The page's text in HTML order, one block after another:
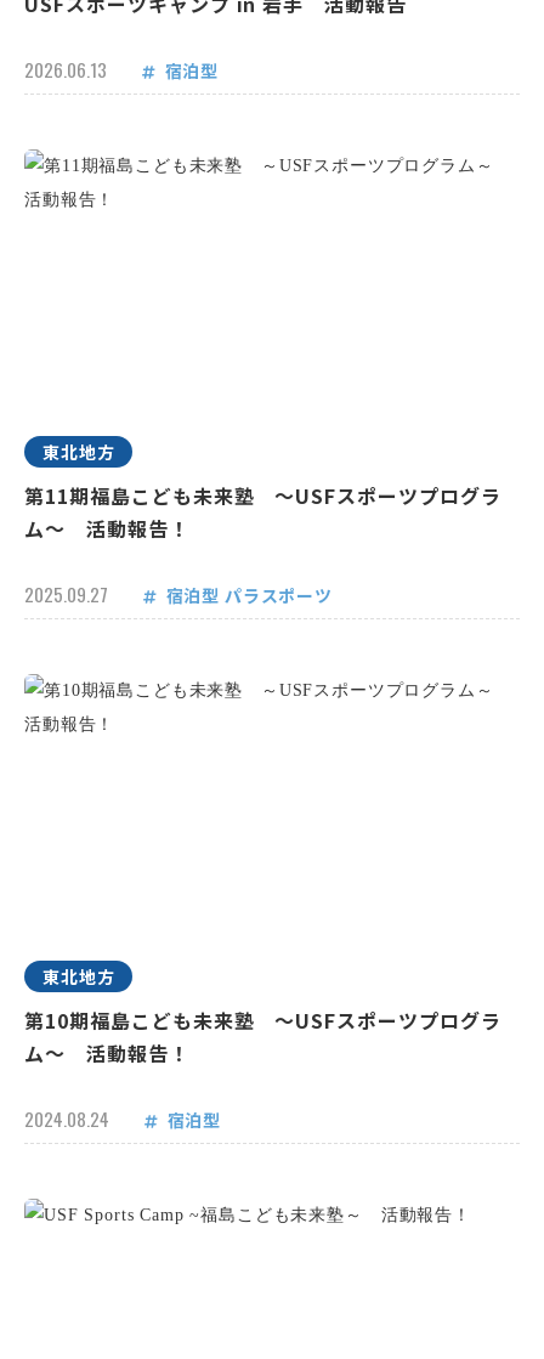
2026.06.13 宿泊型
東北地方
第11期福島こども未来塾 ～USFスポーツプログラ
ム～ 活動報告！
2025.09.27 宿泊型 パラスポーツ
東北地方
第10期福島こども未来塾 ～USFスポーツプログラ
ム～ 活動報告！
2024.08.24 宿泊型